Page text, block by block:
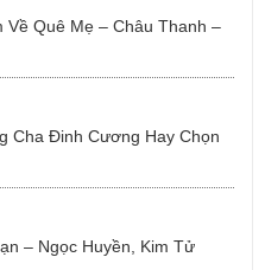
Quê Mẹ – Châu Thanh –
Cha Đinh Cương Hay Chọn
– Ngọc Huyền, Kim Tử